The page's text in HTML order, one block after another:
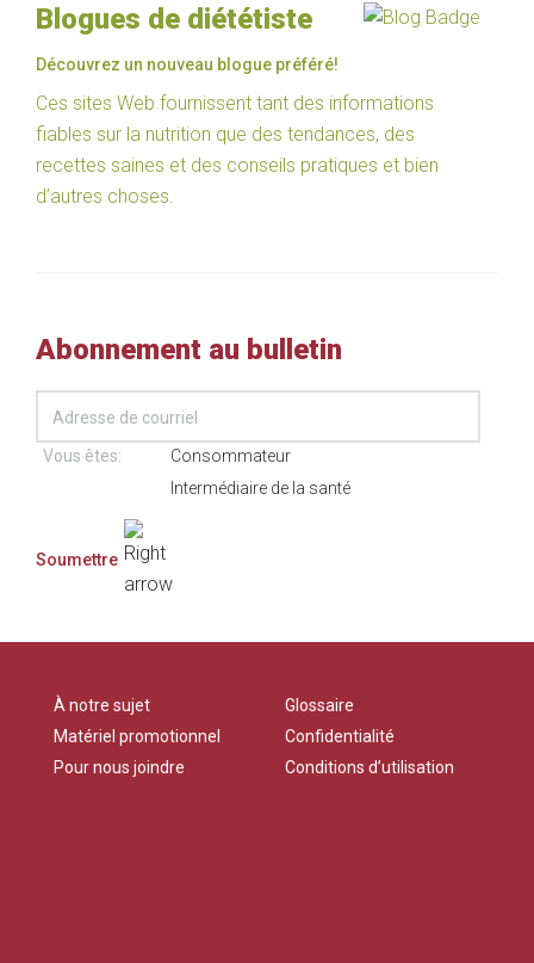
Blogues de diététiste
Découvrez un nouveau blogue préféré!
Ces sites Web fournissent tant des informations
fiables sur la nutrition que des tendances, des
recettes saines et des conseils pratiques et bien
d’autres choses.
Abonnement au bulletin
Vous êtes:
Consommateur
Intermédiaire de la santé
À notre sujet
Matériel promotionnel
Pour nous joindre
Glossaire
Confidentialité
Conditions d’utilisation